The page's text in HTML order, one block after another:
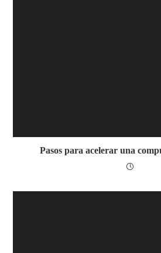
Pasos para acelerar una